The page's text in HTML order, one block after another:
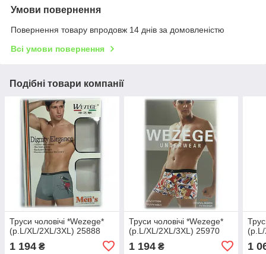
Умови повернення
Повернення товару впродовж 14 днів за домовленістю
Всі умови повернення
Подібні товари компанії
Труси чоловічі *Wezege*
(р.L/XL/2XL/3XL) 25888
1 194 ₴
Труси чоловічі *Wezege*
(р.L/XL/2XL/3XL) 25970
1 194₴ 1